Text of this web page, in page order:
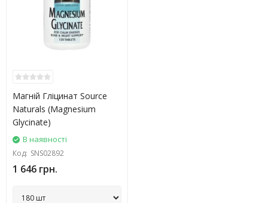
Магній Гліцинат Source
Naturals (Magnesium
Glycinate)
В наявності
Код: SNS02892
1 646 грн.